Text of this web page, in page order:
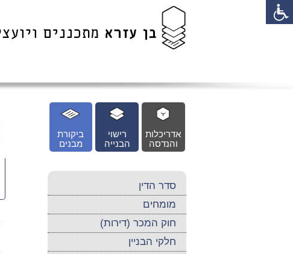
ביקורת
מבנים
רישוי
הבנייה
אדריכלות
והנדסה
סדר הדין
מומחים
חוק המכר (דירות)
חלקי הבניין